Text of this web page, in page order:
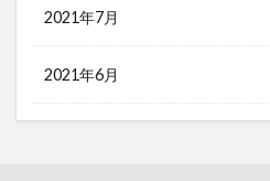
2021年7月
2021年6月